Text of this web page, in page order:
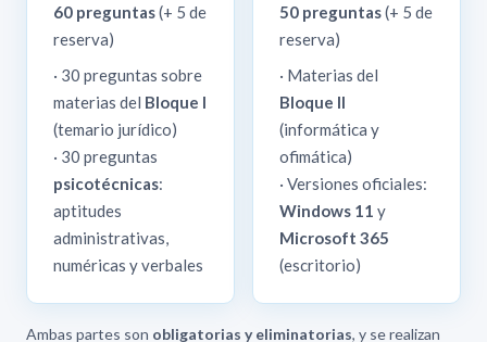
13. El personal funcionario al servicio de las
Administraciones públicas: concepto y clases.
14. Derechos y deberes de los funcionarios. Carrera
administrativa. Régimen disciplinario.
15. El presupuesto del Estado: contenido, elaboración y
estructura.
16. Políticas de igualdad y violencia de género.
Discapacidad y dependencia.
Navegadores web.
60 preguntas(+ 5 de
reserva)
· 30 preguntas sobre
materias del Bloque I
(temario jurídico)
· 30 preguntas
psicotécnicas:
aptitudes
administrativas,
numéricas y verbales
50 preguntas(+ 5 de
reserva)
· Materias del
Bloque II
(informática y
ofimática)
· Versiones oficiales:
Windows 11 y
Microsoft 365
(escritorio)
Ambas partes son obligatorias y eliminatorias, y se realizan